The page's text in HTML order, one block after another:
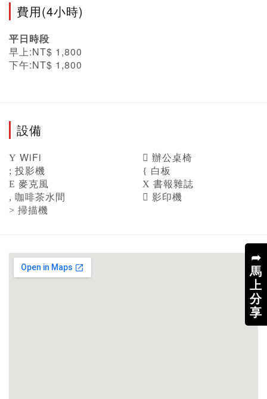
➦
馬
上
分
享
費用(4小時)
平日時段
早上:NT$ 1,800
下午:NT$ 1,800
設備
WiFi
辦公桌椅
投影機
白板
麥克風
書報雜誌
咖啡茶水間
影印機
掃描機